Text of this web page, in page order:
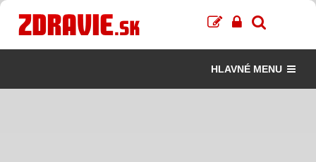
HLAVNÉ MENU